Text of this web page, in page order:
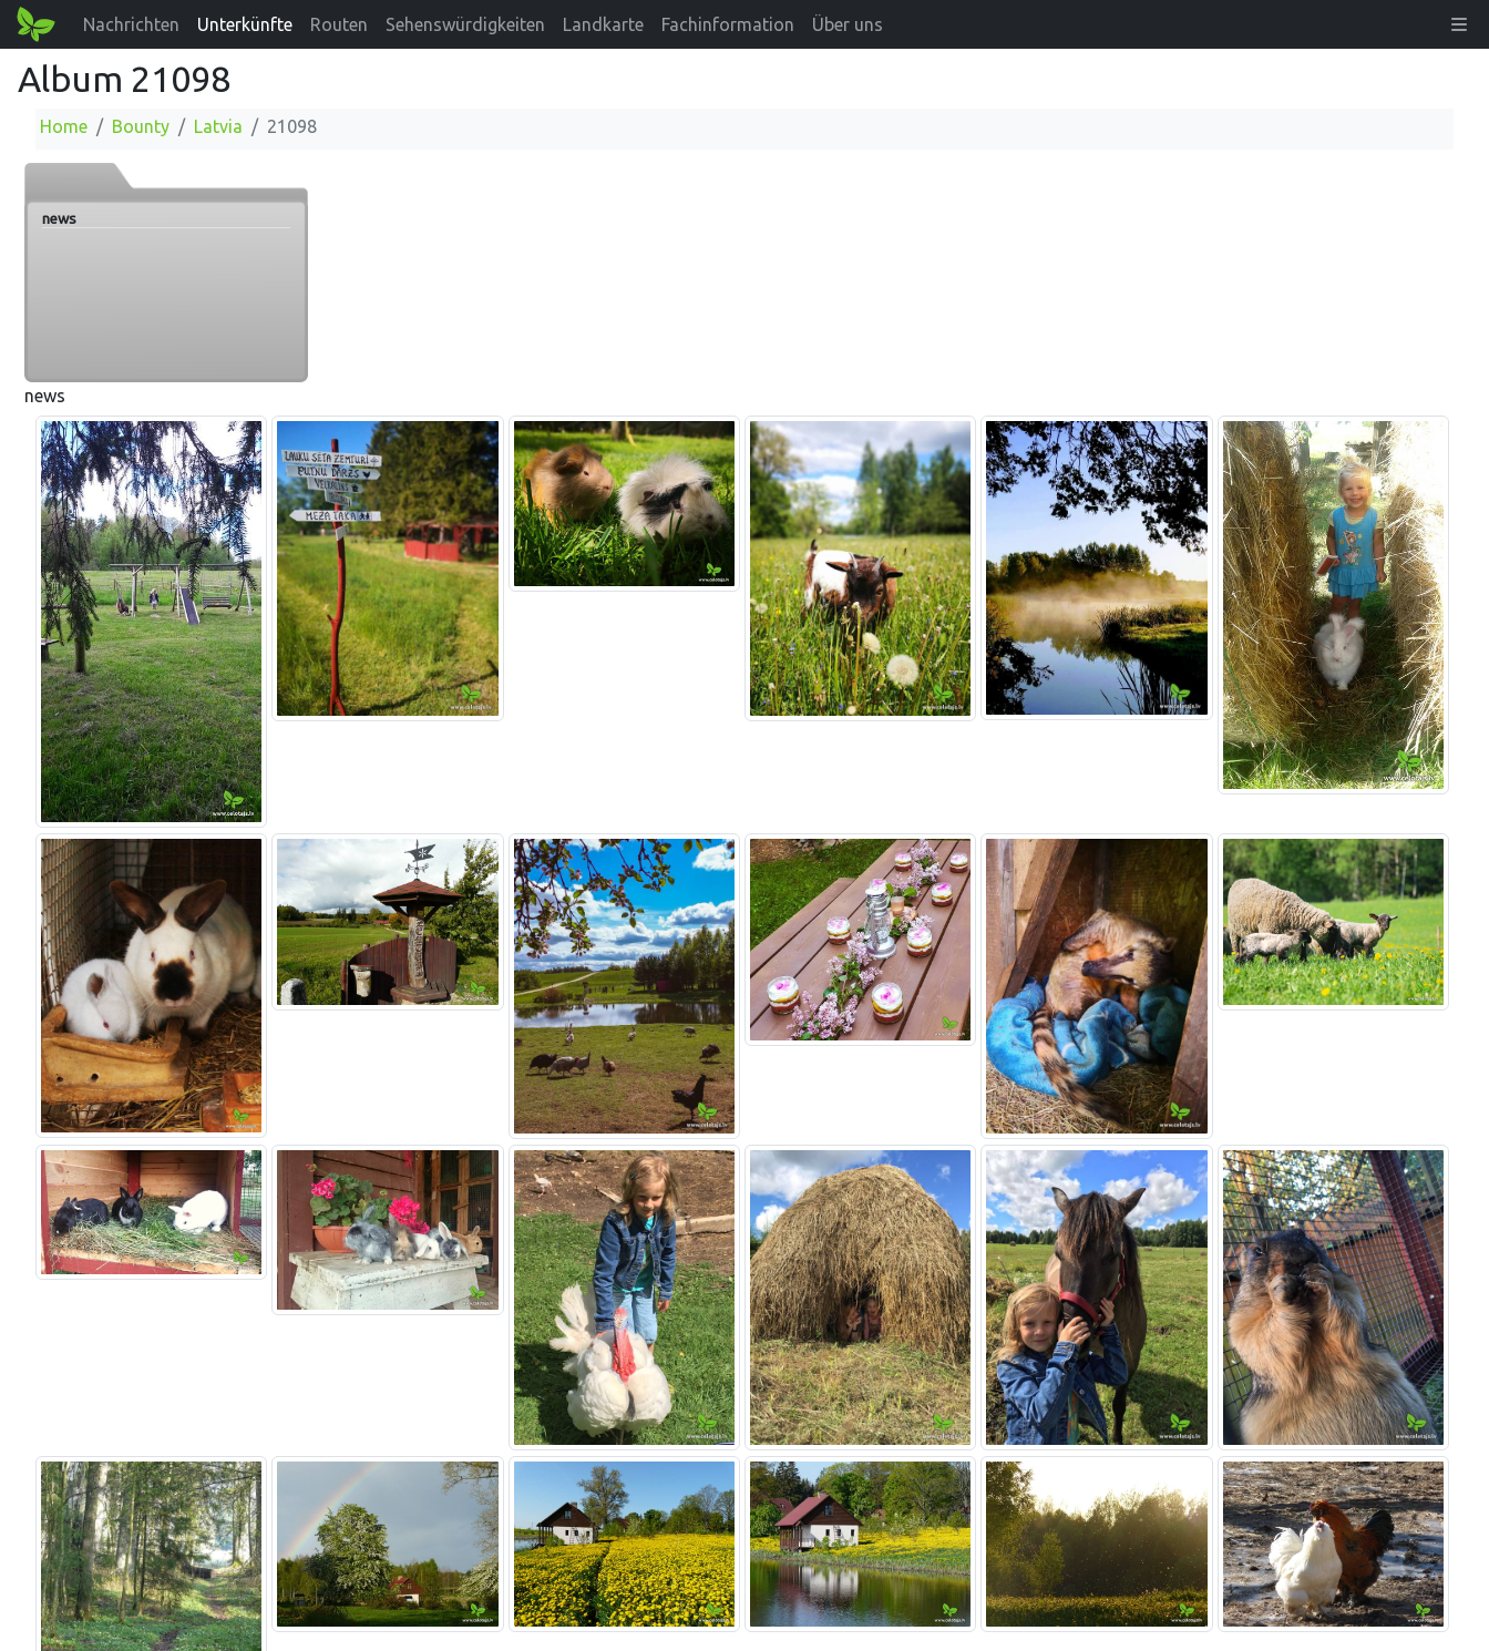
Nachrichten Unterkünfte Routen Sehenswürdigkeiten Landkarte Fachinformation Über uns
Album 21098
Home Bounty Latvia 21098
news
news